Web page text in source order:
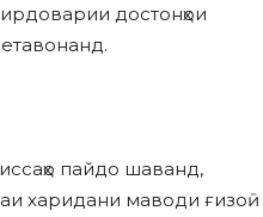
достонҳои
пайдо шаванд,
харидани маводи ғизоӣ